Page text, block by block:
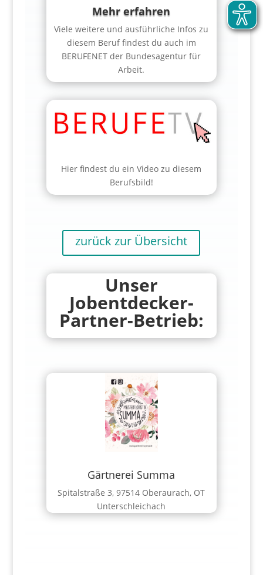
Mehr erfahren
Viele weitere und ausführliche Infos zu
diesem Beruf findest du auch im
BERUFENET der Bundesagentur für
Arbeit.
Hier findest du ein Video zu diesem
Berufsbild!
zurück zur Übersicht
Unser
Jobentdecker-
Partner-Betrieb:
Gärtnerei Summa
Spitalstraße 3, 97514 Oberaurach, OT
Unterschleichach